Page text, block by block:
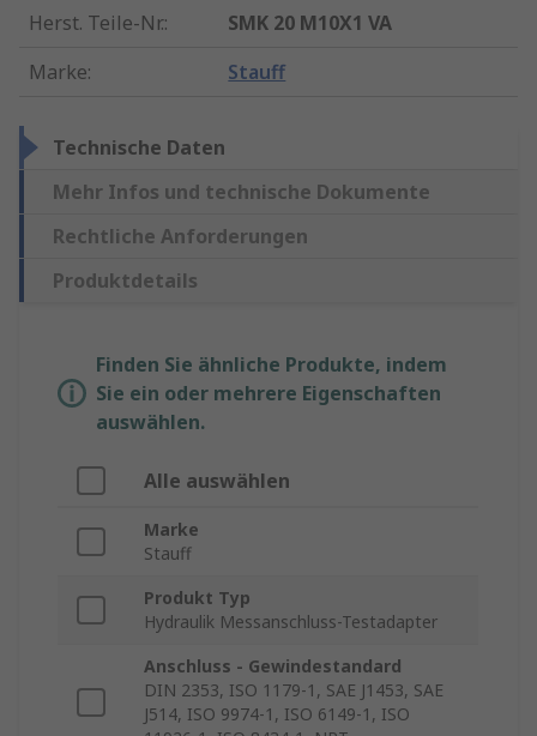
Herst. Teile-Nr.:
SMK 20 M10X1 VA
Marke: Stauff
Technische Daten
Mehr Infos und technische Dokumente
Rechtliche Anforderungen
Produktdetails
Finden Sie ähnliche Produkte, indem
Sie ein oder mehrere Eigenschaften
auswählen.
Alle auswählen
Marke
Stauff
Produkt Typ
Hydraulik Messanschluss-Testadapter
Anschluss - Gewindestandard
DIN 2353, ISO 1179-1, SAE J1453, SAE
J514, ISO 9974-1, ISO 6149-1, ISO